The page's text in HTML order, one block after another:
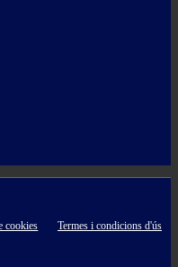
cookies Termes i condicions d'ús